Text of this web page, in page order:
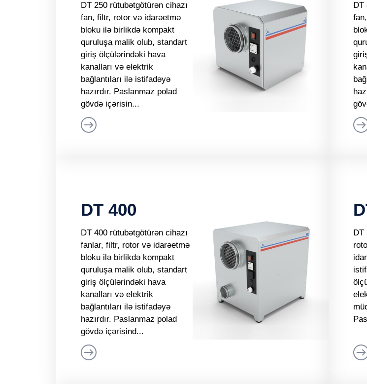
DT 250 rütubətgötürən cihazı
fan, filtr, rotor və idarəetmə
bloku ilə birlikdə kompakt
quruluşa malik olub, standart
giriş ölçülərindəki hava
kanalları və elektrik
bağlantıları ilə istifadəyə
hazırdır. Paslanmaz polad
gövdə içərisin...
DT
DT 400
DT 400 rütubətgötürən cihazı
fanlar, filtr, rotor və idarəetmə
bloku ilə birlikdə kompakt
quruluşa malik olub, standart
giriş ölçülərindəki hava
kanalları və elektrik
bağlantıları ilə istifadəyə
hazırdır. Paslanmaz polad
gövdə içərisind...
DT